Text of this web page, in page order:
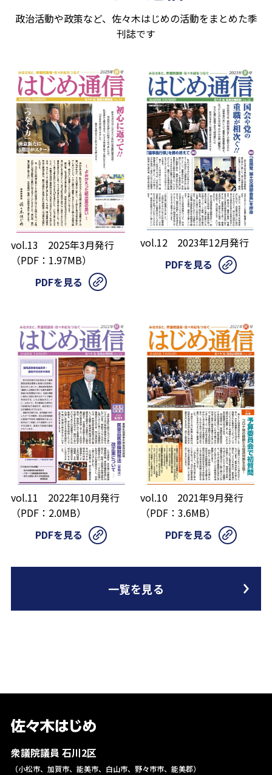
政治活動や政策など、佐々木はじめの活動をまとめた季
刊誌です
vol.13 2025年3月発行
（PDF：1.97MB）
PDFを見る
vol.12 2023年12月発行
PDFを見る
vol.11 2022年10月発行
（PDF：2.0MB）
PDFを見る
vol.10 2021年9月発行
（PDF：3.6MB）
PDFを見る
一覧を見る
衆議院議員 石川2区
（小松市、加賀市、能美市、白山市、野々市市、能美郡）